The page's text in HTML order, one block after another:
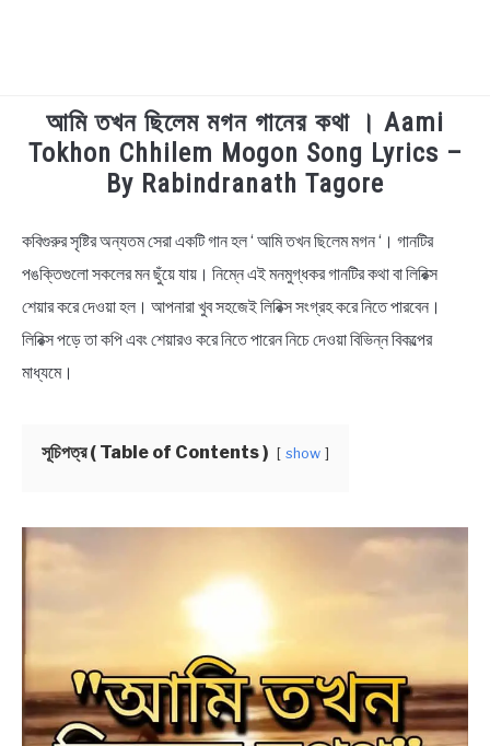
TECHNOLOGY
HEALTH & LIFESTYLE
BIOGRAPHY
EDUCATIONAL
BENGALI WISHES
BENGALI LYRICS
BENGALI STORIES
আমি তখন ছিলেম মগন গানের কথা । Aami
Tokhon Chhilem Mogon Song Lyrics –
By Rabindranath Tagore
in
Bengali
Lyrics
কবিগুরুর সৃষ্টির অন্যতম সেরা একটি গান হল ‘ আমি তখন ছিলেম মগন ‘। গানটির
পঙক্তিগুলো সকলের মন ছুঁয়ে যায়। নিম্নে এই মনমুগ্ধকর গানটির কথা বা লিরিক্স
শেয়ার করে দেওয়া হল। আপনারা খুব সহজেই লিরিক্স সংগ্রহ করে নিতে পারবেন।
লিরিক্স পড়ে তা কপি এবং শেয়ারও করে নিতে পারেন নিচে দেওয়া বিভিন্ন বিকল্পের
মাধ্যমে।
সূচিপত্র ( Table of Contents ) show